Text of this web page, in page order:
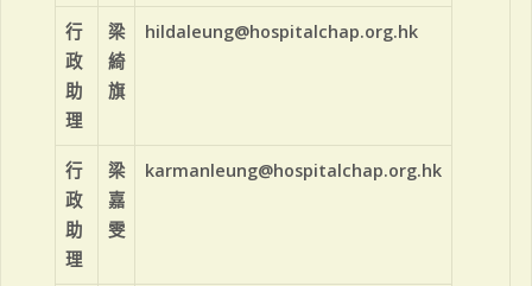
行
政
助
理
梁
綺
旗
hildaleung@hospitalchap.org.hk
行
政
助
理
梁
嘉
雯
karmanleung@hospitalchap.org.hk